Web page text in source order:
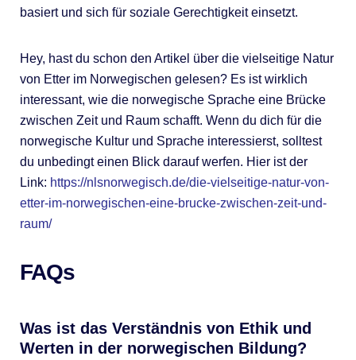
basiert und sich für soziale Gerechtigkeit einsetzt.
Hey, hast du schon den Artikel über die vielseitige Natur
von Etter im Norwegischen gelesen? Es ist wirklich
interessant, wie die norwegische Sprache eine Brücke
zwischen Zeit und Raum schafft. Wenn du dich für die
norwegische Kultur und Sprache interessierst, solltest
du unbedingt einen Blick darauf werfen. Hier ist der
Link: https://nlsnorwegisch.de/die-vielseitige-natur-von-
etter-im-norwegischen-eine-brucke-zwischen-zeit-und-
raum/
FAQs
Was ist das Verständnis von Ethik und
Werten in der norwegischen Bildung?